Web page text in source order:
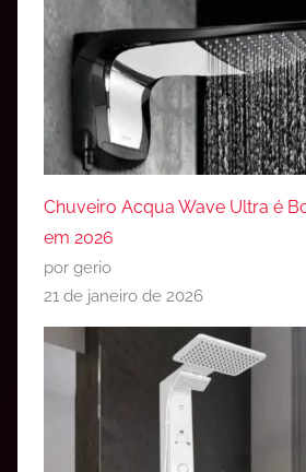
Chuveiro Acqua Wave Ultra é
em 2026
por gerio
21 de janeiro de 2026